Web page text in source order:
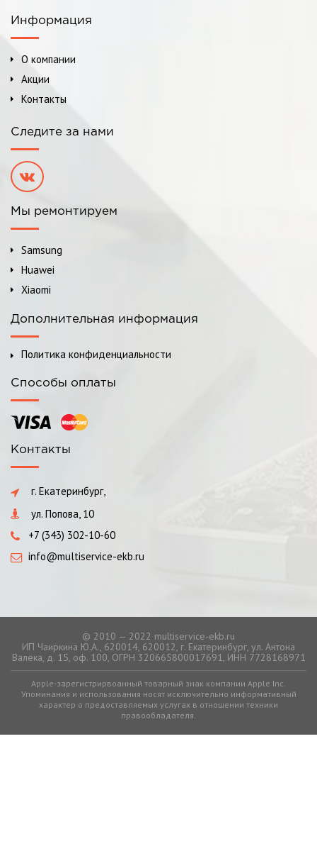
Информация
О компании
Акции
Контакты
Следите за нами
Мы ремонтируем
Samsung
Huawei
Xiaomi
Дополнительная информация
Политика конфиденциальности
Способы оплаты
Контакты
г. Екатеринбург,
ул. Попова, 10
+7 (343) 302-10-60
info@multiservice-ekb.ru
© 2010 — 2022 multiservice-ekb.ru
ИП Чаиркина Ю.А., 620014, 620012, г. Екатеринбург, ул. Антона
Валека, д. 15, оф. 100, ОГРН 320665800017691, ИНН 7728168971
Apple-зарегистрирвоанный товарный знак компании Apple Inc.
Упоминания и использования носят исключительно информативный
характер о предоставляемых услугах в отношении техники
правообладателя.